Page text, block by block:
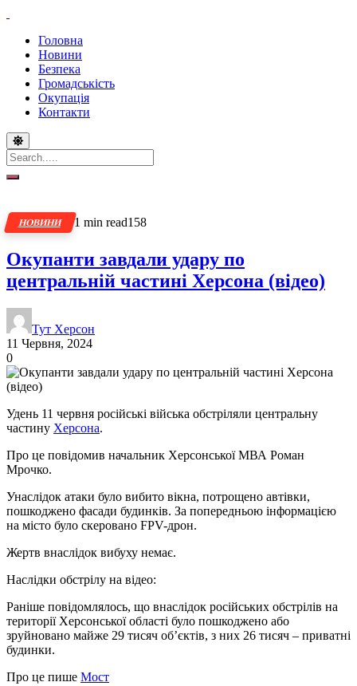
Головна
Новини
Безпека
Громадськість
Окупація
Контакти
НОВИНИ 1 min read158
Окупанти завдали удару по
центральній частині Херсона (відео)
Тут Херсон
11 Червня, 2024
0
Удень 11 червня російські війська обстріляли центральну
частину Херсона.
Про це повідомив начальник Херсонської МВА Роман
Мрочко.
Унаслідок атаки було вибито вікна, потрощено автівки,
пошкоджено фасади будинків. За попередньою інформацією
на місто було скеровано FPV-дрон.
Жертв внаслідок вибуху немає.
Наслідки обстрілу на відео:
Раніше повідомлялось, що внаслідок російських обстрілів на
території Херсонської області було пошкоджено або
зруйновано майже 29 тисяч об’єктів, з них 26 тисяч – приватні
будинки.
Про це пише Мост